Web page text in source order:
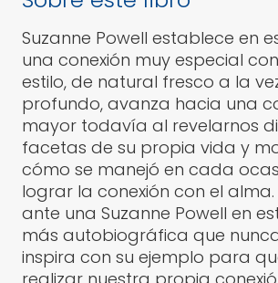
Suzanne Powell establece en
una conexión muy especial
estilo, de natural fresco a la
profundo, avanza hacia una
mayor todavía al revelarnos
facetas de su propia vida y
cómo se manejó en cada
lograr la conexión con el alma.
ante una Suzanne Powell en
más autobiográfica que
inspira con su ejemplo para